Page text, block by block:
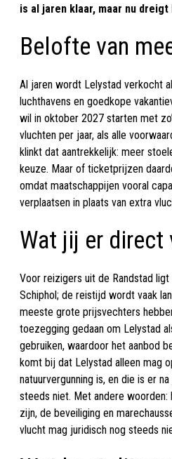
is al jaren klaar, maar nu
Belofte van
Al jaren wordt Lelystad verkocht
luchthavens en goedkope
wil in oktober 2027 starten met
vluchten per jaar, als alle
klinkt dat aantrekkelijk: meer
keuze. Maar of ticketprijzen
omdat maatschappijen vooral
verplaatsen in plaats van extra
Wat jij er direct
Voor reizigers uit de Randstad
Schiphol; de reistijd wordt vaak
meeste grote prijsvechters
toezegging gedaan om Lelystad
gebruiken, waardoor het aanbod
komt bij dat Lelystad alleen mag
natuurvergunning is, en die is er
steeds niet. Met andere
zijn, de beveiliging en
vlucht mag juridisch nog steeds